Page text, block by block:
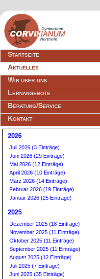
Navigation
überspringen
Startseite
Aktuelles
Wir über uns
Lernangebote
Beratung/Service
Kontakt
2026
Juli 2026 (3 Einträge)
Juni 2026 (29 Einträge)
Mai 2026 (12 Einträge)
April 2026 (10 Einträge)
März 2026 (14 Einträge)
Februar 2026 (19 Einträge)
Januar 2026 (25 Einträge)
2025
Dezember 2025 (18 Einträge)
November 2025 (11 Einträge)
Oktober 2025 (11 Einträge)
September 2025 (11 Einträge)
August 2025 (12 Einträge)
Juli 2025 (7 Einträge)
Juni 2025 (35 Einträge)